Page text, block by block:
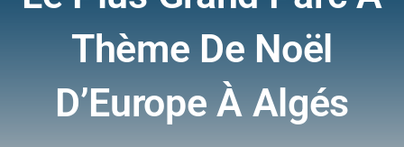
Thème De Noël
D’Europe À Algés